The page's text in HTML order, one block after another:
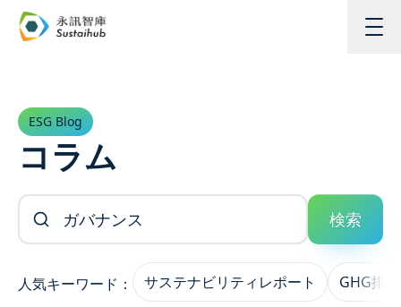
メインコンテンツへスキップ
ESG Blog
コラム
記事を検索
検索
人気キーワード： サステナビリティレポート GHG排